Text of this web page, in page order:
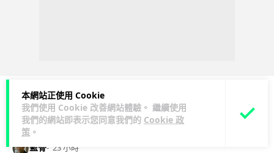
本網站正使用 Cookie
我們使用 Cookie 改善網站體驗。 繼續使用
我們的網站即表示您同意我們的 Cookie 政
策 。
3C科技 手提電話
藍骨 23 小時